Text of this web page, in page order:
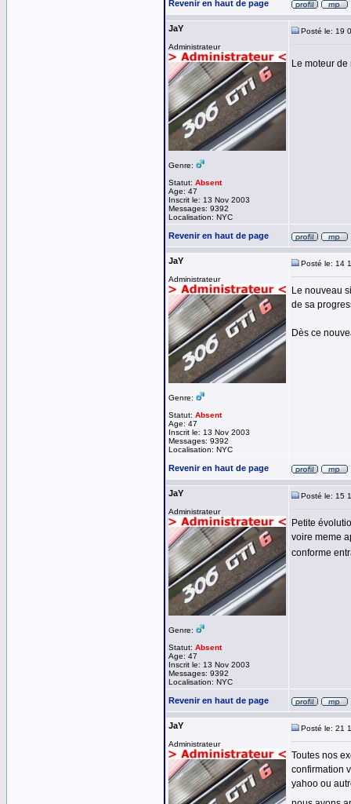
Revenir en haut de page
JaY
Administrateur
Genre:
Statut: Absent
Age: 47
Inscrit le: 13 Nov 2003
Messages: 9392
Localisation: NYC
Posté le: 19
Le moteur
Revenir en haut de page
JaY
Administrateur
Genre:
Statut: Absent
Age: 47
Inscrit le: 13 Nov 2003
Messages: 9392
Localisation: NYC
Posté le: 14
Le nouveau
de sa
Dès ce
Revenir en haut de page
JaY
Administrateur
Genre:
Statut: Absent
Age: 47
Inscrit le: 13 Nov 2003
Messages: 9392
Localisation: NYC
Posté le: 15
Petite
voire meme
conforme
Revenir en haut de page
JaY
Administrateur
Posté le: 21
Toutes nos
confirmation
yahoo ou